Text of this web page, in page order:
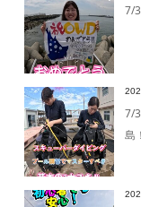
7/
7/
島！